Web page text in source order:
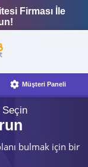
Firması İle
Müşteri Paneli
Seçin
bulmak için bir